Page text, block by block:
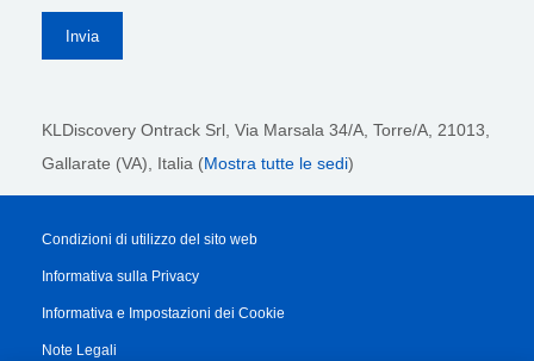
KLDiscovery Ontrack Srl, Via Marsala 34/A, Torre/A, 21013,
Gallarate (VA), Italia (Mostra tutte le sedi)
Condizioni di utilizzo del sito web
Informativa sulla Privacy
Informativa e Impostazioni dei Cookie
Note Legali